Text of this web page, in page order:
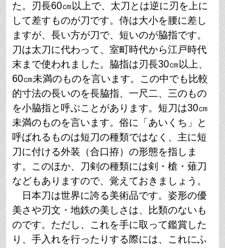
た。刃長60㎝以上で、太刀とは逆に刃を上に
して差すものが刀です。侍は大小を腰に差し
ますが、長い方が刀で、短いのが脇指です。
刀は太刀に代わって、室町時代から江戸時代
末まで使われました。脇指は刃長30㎝以上、
60㎝未満のものを言います。この中でも比較
的寸法の長いのを長脇指、一尺二、三のもの
を小脇指と呼ぶことがあります。短刀は30㎝
未満のものを言います。俗に「あいくち」と
呼ばれるものは短刀の種類ではなく、主に短
刀に付ける外装（合口拵）の形態を指しま
す。このほか、刀剣の種類には剣・槍・薙刀
などもありますので、覚えておきましょう。
日本刀は世界に誇る美術品です。姿形の優
美さや刃文・地鉄の美しさは、比類のないも
のです。ただし、これを手に取って鑑賞した
り、手入れを行ったりする際には、これにふ